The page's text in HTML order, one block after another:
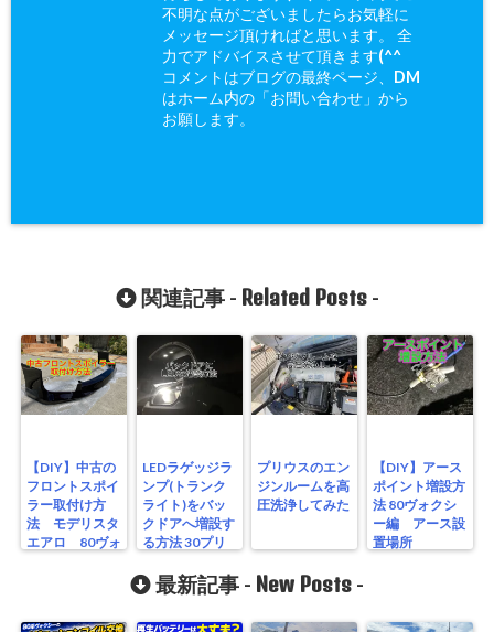
不明な点がございましたらお気軽に
メッセージ頂ければと思います。 全
力でアドバイスさせて頂きます(^^ゞ
コメントはブログの最終ページ、DM
はホーム内の「お問い合わせ」から
お願します。
関連記事 - Related Posts-
【DIY】中古の
フロントスポイ
ラー取付け方
法 モデリスタ
エアロ 80ヴォ
LEDラゲッジラ
ンプ(トランク
ライト)をバッ
クドアへ増設す
る方法 30プリ
プリウスのエン
ジンルームを高
圧洗浄してみた
【DIY】アース
ポイント増設方
法 80ヴォクシ
ー編 アース設
置場所
最新記事 - New Posts -